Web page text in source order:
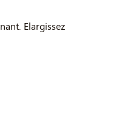
Elargissez